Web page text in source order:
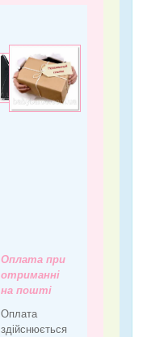
Оплата при
отриманні
на пошті
Оплата
здійснюється